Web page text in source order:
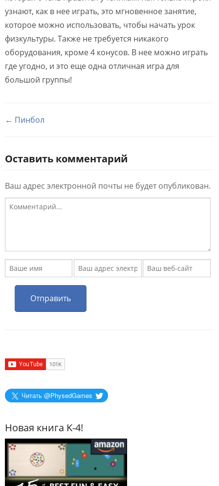
узнают, как в нее играть, это мгновенное занятие,
которое можно использовать, чтобы начать урок
физкультуры. Также не требуется никакого
оборудования, кроме 4 конусов. В нее можно играть
где угодно, и это еще одна отличная игра для
большой группы!
← Пинбол
Оставить комментарий
Ваш адрес электронной почты не будет опубликован.
Читать @PhysedGames
Новая книга K-4!